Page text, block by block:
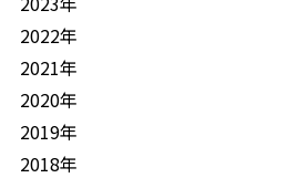
2022年
2021年
2020年
2019年
2018年